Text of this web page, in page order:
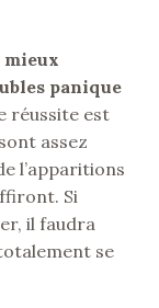
mieux
panique
réussite est
assez
l’apparitions
Si
il faudra
se